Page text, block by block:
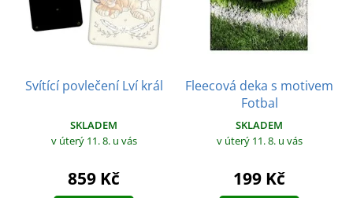
Svítící povlečení Lví král
SKLADEM
v úterý 11. 8. u vás
859 Kč
Fleecová deka s motivem
Fotbal
SKLADEM
v úterý 11. 8. u vás
199 Kč